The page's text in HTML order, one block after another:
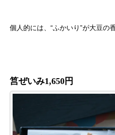
個人的には、“ふかいり”が大豆の
筥ぜいみ1,650円